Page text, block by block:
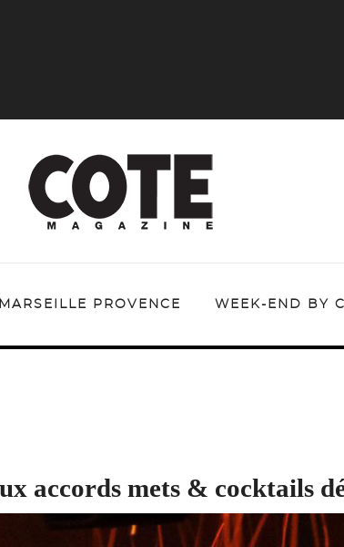
PROVENCE WEEK-END BY
accords mets & cocktails